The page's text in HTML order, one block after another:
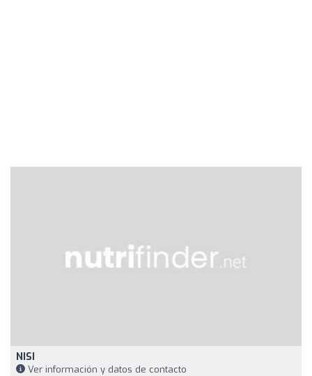
NISI
Ver información y datos de contacto